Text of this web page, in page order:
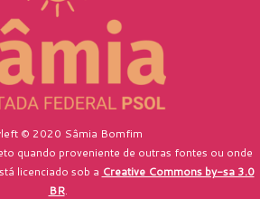
© 2020 Sâmia Bomfim
quando proveniente de outras fontes ou onde
licenciado sob a Creative Commons by-sa 3.0
BR.